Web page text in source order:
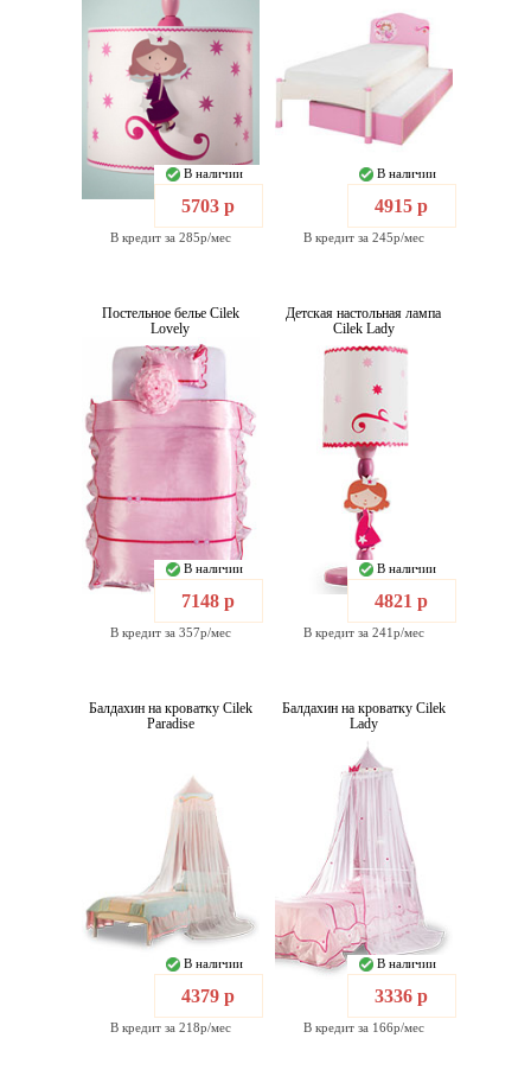
В наличии
5703 р
В кредит за 285р/мес
В наличии
4915 р
В кредит за 245р/мес
Постельное белье Cilek
Lovely
В наличии
7148 р
В кредит за 357р/мес
Детская настольная лампа
Cilek Lady
В наличии
4821 р
В кредит за 241р/мес
Балдахин на кроватку Cilek
Paradise
В наличии
4379 р
В кредит за 218р/мес
Балдахин на кроватку Cilek
Lady
В наличии
3336 р
В кредит за 166р/мес